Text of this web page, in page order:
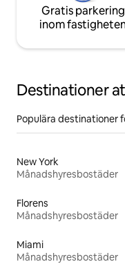
Gratis parkering
inom
Destinationer
Populära destinationer
New York
Månadshyresbostäder
Florens
Månadshyresbostäder
Miami
Månadshyresbostäder